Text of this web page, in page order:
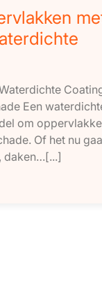
Een
om
Of het nu
daken…[...]